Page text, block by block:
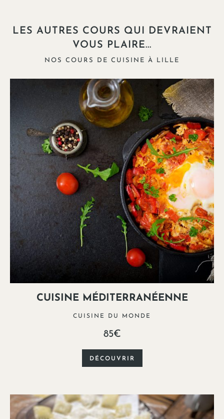
LES AUTRES COURS QUI DEVRAIENT
VOUS PLAIRE...
NOS COURS DE CUISINE À LILLE
CUISINE MÉDITERRANÉENNE
CUISINE DU MONDE
85€
DÉCOUVRIR